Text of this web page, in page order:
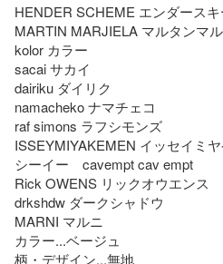
HENDER SCHEME エンダース
MARTIN MARJIELA マルタンマ
kolor カラー
sacai サカイ
dairiku ダイリク
namacheko ナマチェコ
raf simons ラフシモンズ
ISSEYMIYAKEMEN イッセイミ
シーイー　cavempt cav empt
Rick OWENS リックオウエンス
drkshdw ダークシャドウ
MARNI マルニ
カラー...ベージュ
柄・デザイン...無地